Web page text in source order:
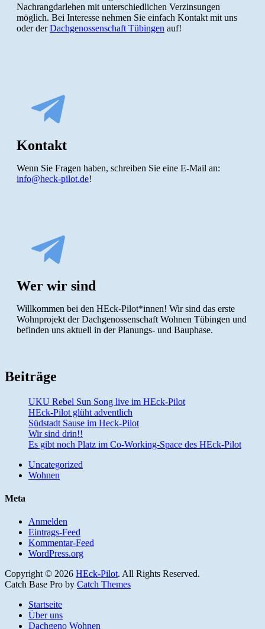
Nachrangdarlehen mit unterschiedlichen Verzinsungen
möglich. Bei Interesse nehmen Sie einfach Kontakt mit uns
oder derDachgenossenschaft Tübingen auf!
Kontakt
Wenn Sie Fragen haben, schreiben Sie eine E-Mail an:
info@heck-pilot.de!
Wer wir sind
Willkommen bei den HEck-Pilot*innen! Wir sind das erste
Wohnprojekt der Dachgenossenschaft Wohnen Tübingen und
befinden uns aktuell in der Planungs- und Bauphase.
Beiträge
UKU Rebel Sun Song live im HEck-Pilot
HEck-Pilot glüht adventlich
Südstadt Sause im Heck-Pilot
Wir sind drin!!
Es gibt noch Platz im Co-Working-Space des HEck-Pilot
Uncategorized
Wohnen
Meta
Anmelden
Eintrags-Feed
Kommentar-Feed
WordPress.org
Copyright © 2026 HEck-Pilot. All Rights Reserved.
Catch Base Pro by Catch Themes
oben
scrollen
Startseite
Über uns
Dachgeno Wohnen